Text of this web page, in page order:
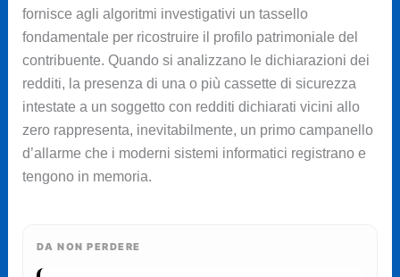
fornisce agli algoritmi investigativi un tassello
fondamentale per ricostruire il profilo patrimoniale del
contribuente. Quando si analizzano le dichiarazioni dei
redditi, la presenza di una o più cassette di sicurezza
intestate a un soggetto con redditi dichiarati vicini allo
zero rappresenta, inevitabilmente, un primo campanello
d’allarme che i moderni sistemi informatici registrano e
tengono in memoria.
DA NON PERDERE